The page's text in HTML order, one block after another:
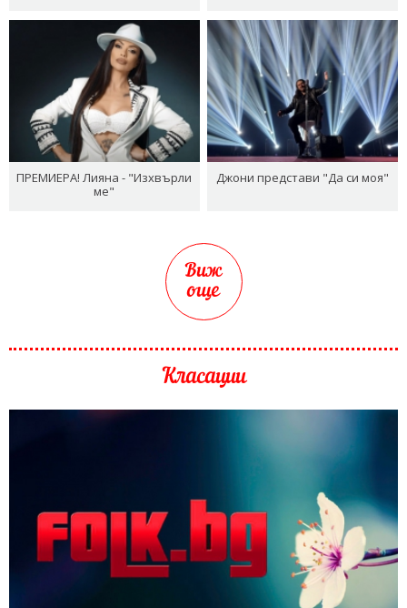
ПРЕМИЕРА! Лияна - "Изхвърли
ме"
Джони представи "Да си моя"
Виж
още
Класации